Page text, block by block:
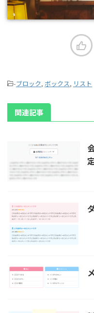
-ブロック, ボックス, リスト
関連記事